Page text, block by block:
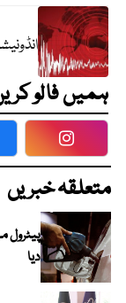
ہمیں فالو
متعلقہ خبریں
پیٹرول
دیا